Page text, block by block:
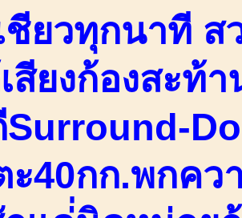
ชียวทุกนาที
สียงก้องสะท้
40กก.พกคว